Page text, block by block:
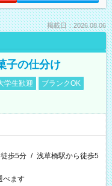
掲載日：2026.08.06
子の仕分け
学生歓迎
ブランクOK
歩5分 / 浅草橋駅から徒歩5
べます